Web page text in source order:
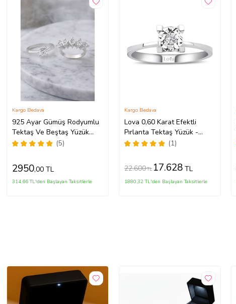
925 Ayar Gümüş Rodyumlu
Tektaş Ve Beştaş Yüzük
Kombin
(5)
Kargo Bedava
2950,00 TL
314,66 TL'den Başlayan Taksitlerle
Lova 0,60 Karat Efektli
Pırlanta Tektaş Yüzük -
1040103
(1)
Kargo Bedava
22.600TL 17.628TL
1880,32 TL'den Başlayan Taksitlerle